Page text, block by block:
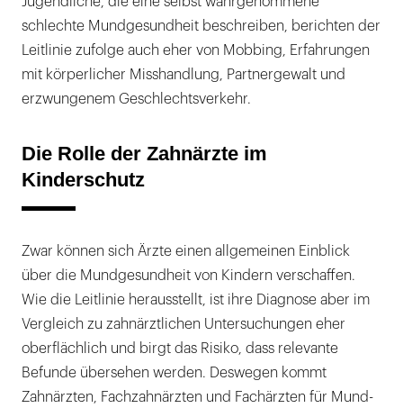
schlechte Mundgesundheit beschreiben, berichten der
Leitlinie zufolge auch eher von Mobbing, Erfahrungen
mit körperlicher Misshandlung, Partnergewalt und
erzwungenem Geschlechtsverkehr.
Die Rolle der Zahnärzte im
Kinderschutz
Zwar können sich Ärzte einen allgemeinen Einblick
über die Mundgesundheit von Kindern verschaffen.
Wie die Leitlinie herausstellt, ist ihre Diagnose aber im
Vergleich zu zahnärztlichen Untersuchungen eher
oberflächlich und birgt das Risiko, dass relevante
Befunde übersehen werden. Deswegen kommt
Zahnärzten, Fachzahnärzten und Fachärzten für Mund-